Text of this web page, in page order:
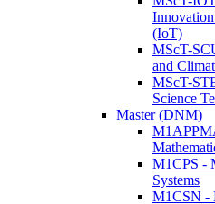
(IoT)
MScT-
and
MScT-
Science
Master (DNM)
M1CPS -
Systems
M1CSN -